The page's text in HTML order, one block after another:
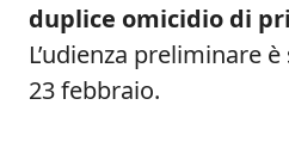
duplice omicidio di
L’udienza preliminare
23 febbraio.